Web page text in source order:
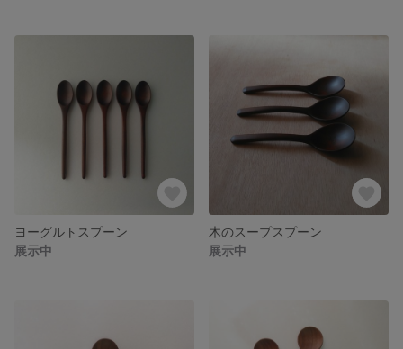
ヨーグルトスプーン
展示中
木のスープスプーン
展示中